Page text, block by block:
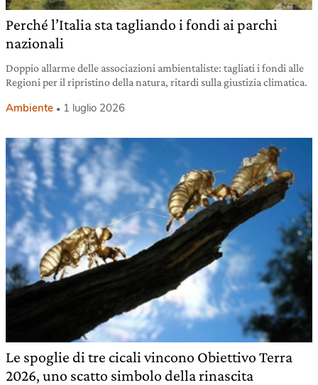
Perché l’Italia sta tagliando i fondi ai parchi
nazionali
Doppio allarme delle associazioni ambientaliste: tagliati i fondi alle
Regioni per il ripristino della natura, ritardi sulla giustizia climatica.
Ambiente 1 luglio 2026
Le spoglie di tre cicali vincono Obiettivo Terra
2026, uno scatto simbolo della rinascita